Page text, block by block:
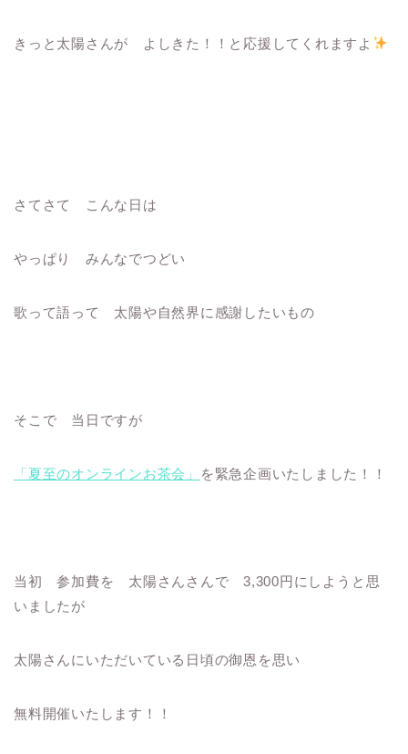
きっと太陽さんが よしきた！！と応援してくれますよ
さてさて こんな日は
やっぱり みんなでつどい
歌って語って 太陽や自然界に感謝したいもの
そこで 当日ですが
「夏至のオンラインお茶会」 を緊急企画いたしました！！
当初 参加費を 太陽さんさんで 3,300円にしようと思
いましたが
太陽さんにいただいている日頃の御恩を思い
無料開催いたします！！